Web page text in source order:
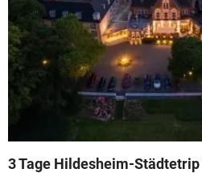
3 Tage Hildesheim-